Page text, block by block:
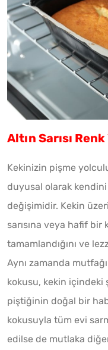
Altın Sarısı
Kekinizin pişme
duyusal olarak kendini
değişimidir. Kekin
sarısına veya hafif
tamamlandığını ve
Aynı zamanda
kokusu, kekin içindeki
piştiğinin doğal bir
kokusuyla tüm evi
edilse de mutlaka